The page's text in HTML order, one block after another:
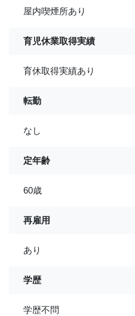
屋内喫煙所あり
育児休業取得実績
育休取得実績あり
転勤
なし
定年齢
60歳
再雇用
あり
学歴
学歴不問